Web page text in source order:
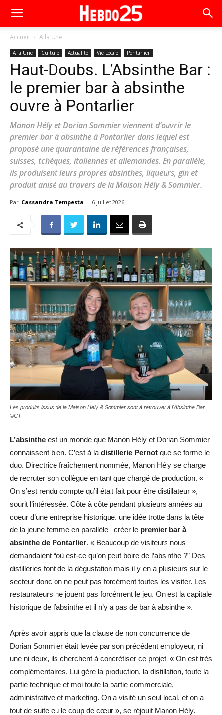
Accueil A la Une
A la Une Culture Actualité Vie Locale Pontarlier
Haut-Doubs. L’Absinthe Bar :
le premier bar à absinthe
ouvre à Pontarlier
Manon Hély et Dorian Sommier viennent d’ouvrir le
premier bar à absinthe à Pontarlier dans lequel est
proposé une quarantaine de références françaises,
suisses, tchèques, italiennes et allemandes. En parallèle,
ils produisent leurs propres absinthes, liqueurs, gin et
produit anisé au travers de la Maison Hély & Sommier.
Par Cassandra Tempesta - 6 juillet 2026
Les produits issus de la Maison Hély & Sommier sont à retrouver à l'Absinthe Bar
©CT
L’absinthe est un monde que Manon Hély et Dorian Sommier
connaissent bien. C’est à la distillerie Pernot que se forme le
duo. Directrice fraîchement nommée, Manon Hély se charge
de recruter son collègue en tant que chargé de production. «
On s’est rendu compte qu’il était fait pour être distillateur »,
sourit l’intéressée. Côte à côte pendant plusieurs années au
coeur d’une entreprise historique, une idée trotte dans la tête
de la jeune femme en parallèle : créer le premier bar à
absinthe de Pontarlier. « Beaucoup de visiteurs nous
demandaient “où est-ce qu’on peut boire de l’absinthe ?” Des
distilleries font de la dégustation mais il y en a plusieurs sur le
secteur donc on ne peut pas forcément toutes les visiter. Les
restaurateurs ne jouent pas forcément le jeu. On est la capitale
historique de l’absinthe et il n’y a pas de bar à absinthe ».
Après avoir appris que la clause de non concurrence de
Dorian Sommier était levée par son précédent employeur, ni
une ni deux, ils cherchent à concrétiser ce projet. « On est très
complémentaires. Lui gère la production, la distillation, toute la
partie technique et moi toute la partie commerciale,
administrative et marketing. On a visité un seul local, et on a
tout de suite eu le coup de cœur », se réjouit Manon Hély.